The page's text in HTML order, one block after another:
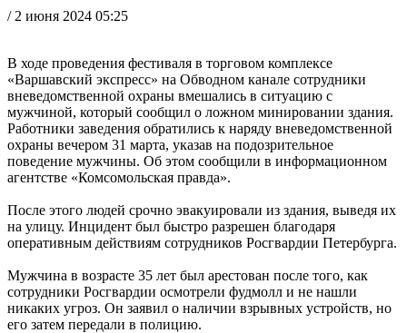
/ 2 июня 2024 05:25
В ходе проведения фестиваля в торговом комплексе
«Варшавский экспресс» на Обводном канале сотрудники
вневедомственной охраны вмешались в ситуацию с
мужчиной, который сообщил о ложном минировании здания.
Работники заведения обратились к наряду вневедомственной
охраны вечером 31 марта, указав на подозрительное
поведение мужчины. Об этом сообщили в информационном
агентстве «Комсомольская правда».
После этого людей срочно эвакуировали из здания, выведя их
на улицу. Инцидент был быстро разрешен благодаря
оперативным действиям сотрудников Росгвардии Петербурга.
Мужчина в возрасте 35 лет был арестован после того, как
сотрудники Росгвардии осмотрели фудмолл и не нашли
никаких угроз. Он заявил о наличии взрывных устройств, но
его затем передали в полицию.